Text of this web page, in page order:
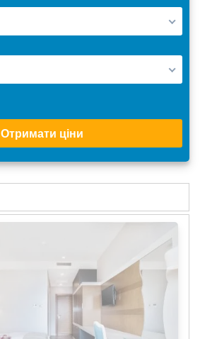
Отримати ціни